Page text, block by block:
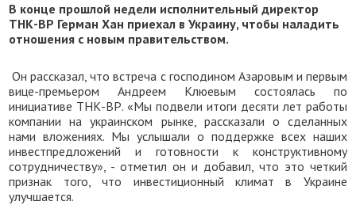
В конце прошлой недели исполнительный директор
ТНК-ВР Герман Хан приехал в Украину, чтобы наладить
отношения с новым правительством.
Он рассказал, что встреча с господином Азаровым и первым
вице-премьером Андреем Клюевым состоялась по
инициативе ТНК-ВР. «Мы подвели итоги десяти лет работы
компании на украинском рынке, рассказали о сделанных
нами вложениях. Мы услышали о поддержке всех наших
инвестпредложений и готовности к конструктивному
сотрудничеству», - отметил он и добавил, что это четкий
признак того, что инвестиционный климат в Украине
улучшается.